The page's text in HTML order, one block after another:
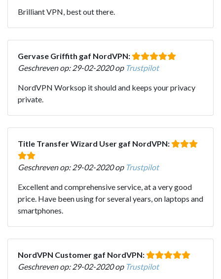
Brilliant VPN, best out there.
Gervase Griffith gaf NordVPN:
Geschreven op: 29-02-2020 op Trustpilot
NordVPN Worksop it should and keeps your privacy
private.
Title Transfer Wizard User gaf NordVPN:
Geschreven op: 29-02-2020 op Trustpilot
Excellent and comprehensive service, at a very good
price. Have been using for several years, on laptops and
smartphones.
NordVPN Customer gaf NordVPN:
Geschreven op: 29-02-2020 op Trustpilot